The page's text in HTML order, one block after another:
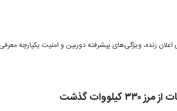
را با به‌روزرسانی‌های اعلان زنده، ویژگی‌های پیشرفته دوربین و امنیت یکپارچه
گذشت